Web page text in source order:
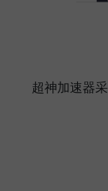
超神加速器